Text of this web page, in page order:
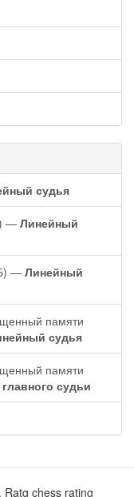
судья
— Линейный
— Линейный
памяти
судья
памяти
судьи
chess rating